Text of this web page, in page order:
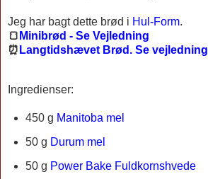
Jeg har bagt dette brød i Hul-Form.
🍞 Minibrød - Se Vejledning
⏰ Langtidshævet Brød. Se vejledning
Ingredienser:
450 g Manitoba mel
50 g Durum mel
50 g Power Bake Fuldkornshvede